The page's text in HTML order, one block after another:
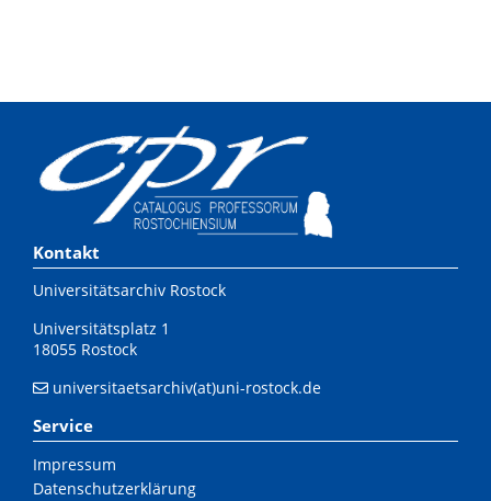
Kontakt
Universitätsarchiv Rostock
Universitätsplatz 1
18055 Rostock
universitaetsarchiv(at)uni-rostock.de
Service
Impressum
Datenschutzerklärung